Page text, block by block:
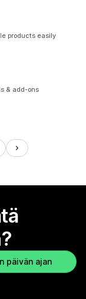
products easily
& add-ons
päivän ajan